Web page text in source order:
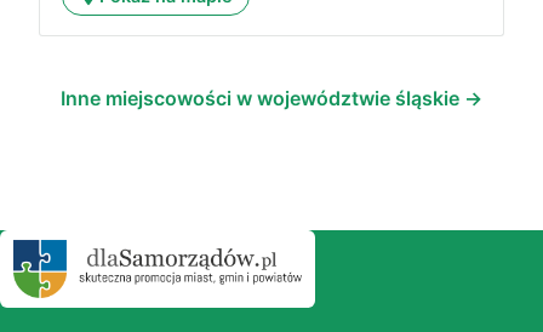
Inne miejscowości w województwie śląskie →